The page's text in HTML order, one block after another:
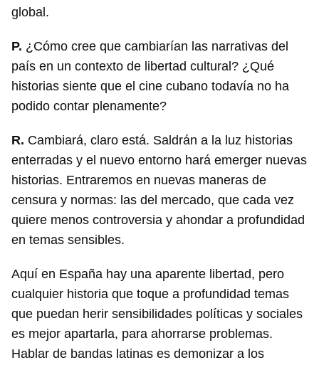
global.
P. ¿Cómo cree que cambiarían las narrativas del
país en un contexto de libertad cultural? ¿Qué
historias siente que el cine cubano todavía no ha
podido contar plenamente?
R. Cambiará, claro está. Saldrán a la luz historias
enterradas y el nuevo entorno hará emerger nuevas
historias. Entraremos en nuevas maneras de
censura y normas: las del mercado, que cada vez
quiere menos controversia y ahondar a profundidad
en temas sensibles.
Aquí en España hay una aparente libertad, pero
cualquier historia que toque a profundidad temas
que puedan herir sensibilidades políticas y sociales
es mejor apartarla, para ahorrarse problemas.
Hablar de bandas latinas es demonizar a los